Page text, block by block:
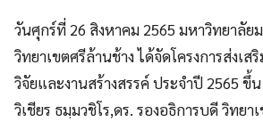
วันศุกร์ที่ 26 สิงหาคม 2565 มหาวิทยาลัย
วิทยาเขตศรีล้านช้าง ได้จัดโครงการส่งเ
วิจัยและงานสร้างสรรค์ ประจำปี 2565 ขึ้
วิเชียร ธมฺมวชิโร,ดร. รองอธิการบดี วิทยา